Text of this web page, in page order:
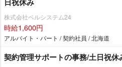
株式会社ベルシステム24
時給1,600円
アルバイト・パート / 契約社員 / 北海道
契約管理サポートの事務/土日祝